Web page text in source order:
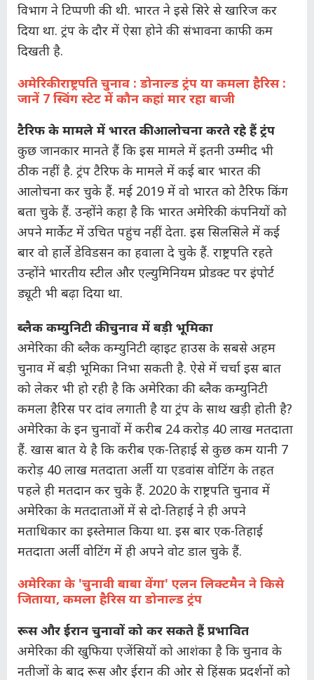
विभाग ने टिप्पणी की थी. भारत ने इसे सिरे से खारिज कर
दिया था. ट्रंप के दौर में ऐसा होने की संभावना काफी कम
दिखती है.
अमेरिकी राष्ट्रपति चुनाव : डोनाल्ड ट्रंप या कमला हैरिस :
जानें 7 स्विंग स्टेट में कौन कहां मार रहा बाजी
टैरिफ के मामले में भारत की आलोचना करते रहे हैं ट्रंप
कुछ जानकार मानते हैं कि इस मामले में इतनी उम्मीद भी
ठीक नहीं है. ट्रंप टैरिफ के मामले में कई बार भारत की
आलोचना कर चुके हैं. मई 2019 में वो भारत को टैरिफ किंग
बता चुके हैं. उन्होंने कहा है कि भारत अमेरिकी कंपनियों को
अपने मार्केट में उचित पहुंच नहीं देता. इस सिलसिले में कई
बार वो हार्ले डेविडसन का हवाला दे चुके हैं. राष्ट्रपति रहते
उन्होंने भारतीय स्टील और एल्युमिनियम प्रोडक्ट पर इंपोर्ट
ड्यूटी भी बढ़ा दिया था.
ब्लैक कम्युनिटी की चुनाव में बड़ी भूमिका
अमेरिका की ब्लैक कम्युनिटी व्हाइट हाउस के सबसे अहम
चुनाव में बड़ी भूमिका निभा सकती है. ऐसे में चर्चा इस बात
को लेकर भी हो रही है कि अमेरिका की ब्लैक कम्युनिटी
कमला हैरिस पर दांव लगाती है या ट्रंप के साथ खड़ी होती है?
अमेरिका के इन चुनावों में करीब 24 करोड़ 40 लाख मतदाता
हैं. खास बात ये है कि करीब एक-तिहाई से कुछ कम यानी 7
करोड़ 40 लाख मतदाता अर्ली या एडवांस वोटिंग के तहत
पहले ही मतदान कर चुके हैं. 2020 के राष्ट्रपति चुनाव में
अमेरिका के मतदाताओं में से दो-तिहाई ने ही अपने
मताधिकार का इस्तेमाल किया था. इस बार एक-तिहाई
मतदाता अर्ली वोटिंग में ही अपने वोट डाल चुके हैं.
अमेरिका के 'चुनावी बाबा वेंगा' एलन लिक्टमैन ने किसे
जिताया, कमला हैरिस या डोनाल्ड ट्रंप
रूस और ईरान चुनावों को कर सकते हैं प्रभावित
अमेरिका की खुफिया एजेंसियों को आशंका है कि चुनाव के
नतीजों के बाद रूस और ईरान की ओर से हिंसक प्रदर्शनों को